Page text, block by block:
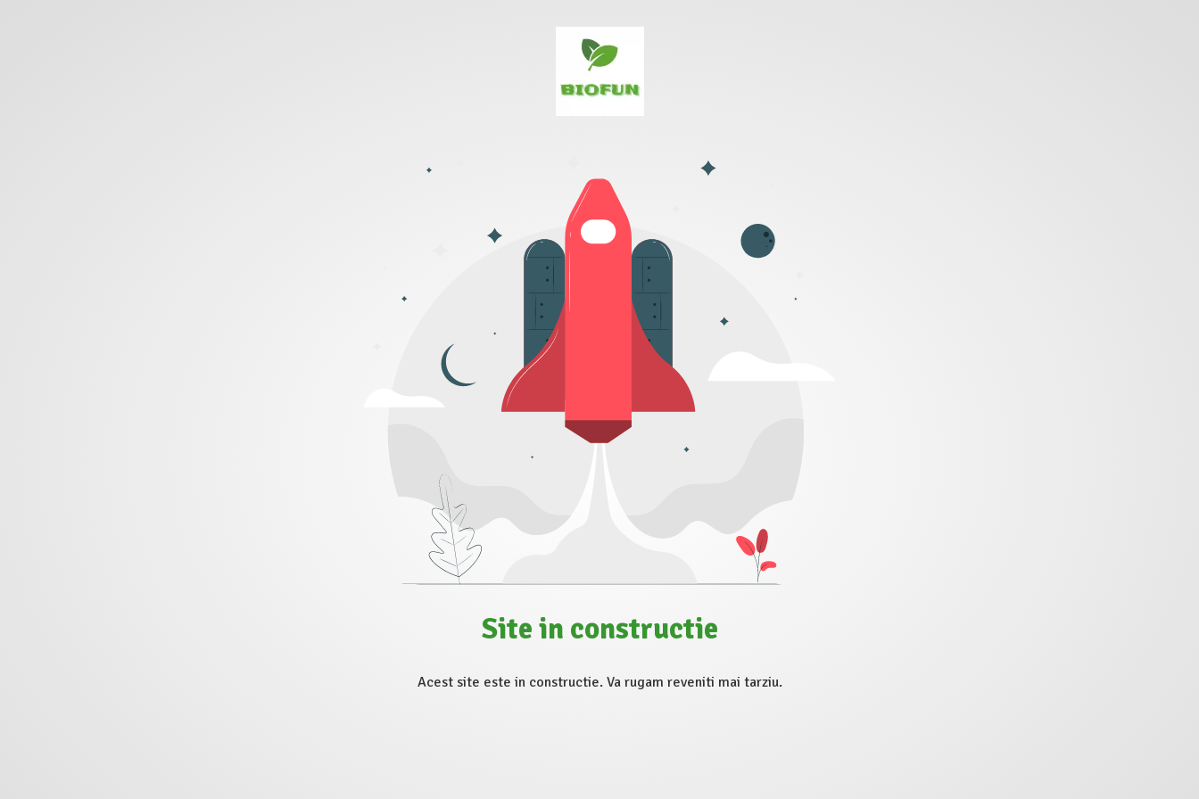
Site in constructie
Acest site este in constructie. Va rugam reveniti mai tarziu.